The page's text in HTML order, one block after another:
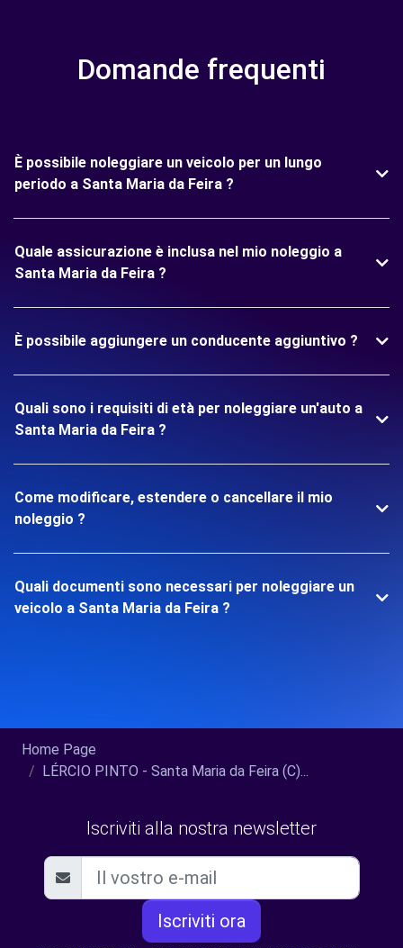
Domande frequenti
È possibile noleggiare un veicolo per un lungo
periodo a Santa Maria da Feira ?
Quale assicurazione è inclusa nel mio noleggio a
Santa Maria da Feira ?
È possibile aggiungere un conducente aggiuntivo ?
Quali sono i requisiti di età per noleggiare un'auto a
Santa Maria da Feira ?
Come modificare, estendere o cancellare il mio
noleggio ?
Quali documenti sono necessari per noleggiare un
veicolo a Santa Maria da Feira ?
Home Page
LÉRCIO PINTO - Santa Maria da Feira (C)...
Iscriviti alla nostra newsletter
Iscriviti ora